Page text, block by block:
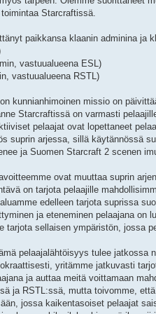
Starcraftissä.
paikkansa klaanin adminina ja
vastuualueena ESL)
vastuualueena RSTL)
kunnianhimoinen missio on
Starcraftissä on varmasti
pelaajat ovat lopettaneet
suprin arjessa, sillä käytännössä
ja Suomen Starcraft 2 scenen
ovat muuttaa suprin
on tarjota pelaajille
edelleen tarjota suprissa
ja eteneminen pelaajana on
tarjota sellaisen ympäristön, jossa
pelaajalähtöisyys tulee jatkossa
yritämme jatkuvasti
ja auttaa meitä voittamaan
ja RSTL:ssä, mutta toivomme,
jossa kaikentasoiset pelaajat